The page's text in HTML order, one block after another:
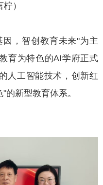
）
，智创教育未来"为主
育为特色的AI学府正式
人工智能技术，创新红
的新型教育体系。